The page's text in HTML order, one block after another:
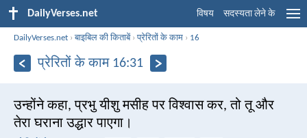
DailyVerses.net विषय सदस्यता लेने के
DailyVerses.net ›बाइबिल की किताबें›प्रेरितों के काम › 16
प्रेरितों के काम 16:31
उन्होंने कहा, प्रभु यीशु मसीह पर विश्वास कर, तो तू और
तेरा घराना उद्धार पाएगा।